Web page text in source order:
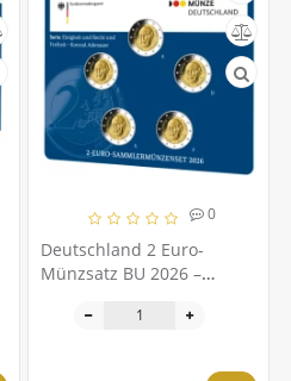
0
Deutschland 2 Euro-
Münzsatz BU 2026 –